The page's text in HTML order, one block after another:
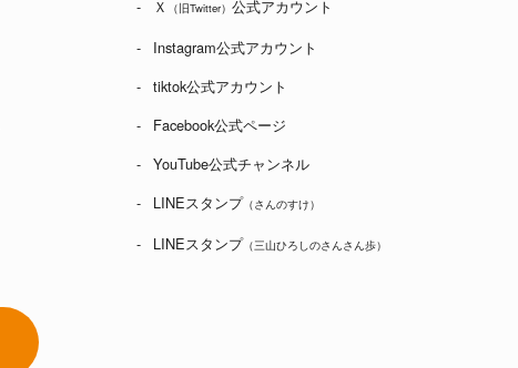
Ｘ （旧Twitter）公式アカウント
Instagram公式アカウント
tiktok公式アカウント
Facebook公式ページ
YouTube公式チャンネル
LINEスタンプ （さんのすけ）
LINEスタンプ （三山ひろしのさんさん歩）